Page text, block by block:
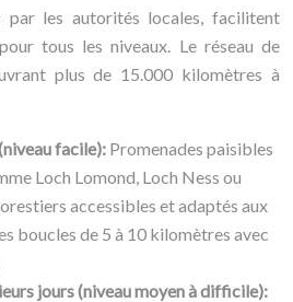
par les autorités locales, facilitent
tous les niveaux. Le réseau de
plus de 15.000 kilomètres à
facile): Promenades paisibles
Loch Lomond, Loch Ness ou
accessibles et adaptés aux
boucles de 5 à 10 kilomètres avec
jours (niveau moyen à difficile):